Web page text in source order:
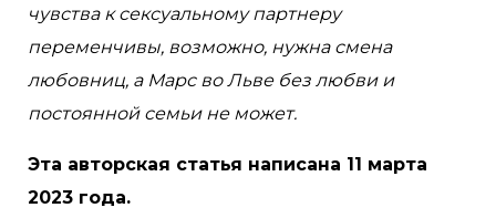
чувства к сексуальному партнеру
переменчивы, возможно, нужна смена
любовниц, а Марс во Льве без любви и
постоянной семьи не может.
Эта авторская статья написана 11 марта
2023 года.